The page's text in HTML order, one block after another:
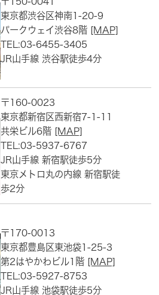
東京都渋谷区神南1-20-9
パークウェイ渋谷8階 [MAP]
TEL:03-6455-3405
JR山手線 渋谷駅徒歩4分
〒160-0023
東京都新宿区西新宿7-1-11
共栄ビル6階 [MAP]
TEL:03-5937-6767
JR山手線 新宿駅徒歩5分
東京メトロ丸の内線 新宿駅徒
歩2分
〒170-0013
東京都豊島区東池袋1-25-3
第2はやかわビル1階 [MAP]
TEL:03-5927-8753
JR山手線 池袋駅徒歩5分